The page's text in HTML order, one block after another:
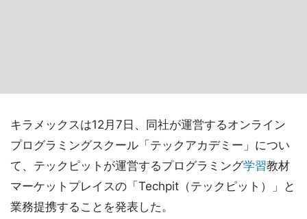
キラメックスは12月7日、同社が運営するオンライン
プログラミングスクール「テックアカデミー」につい
て、テックピットが運営するプログラミング学習教材
マーケットプレイスの「Techpit（テックピット）」と
業務提携することを発表した。